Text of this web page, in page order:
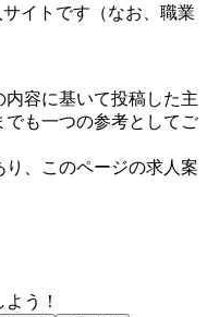
イトです（なお、職業
容に基いて投稿した主
も一つの参考としてご
、このページの求人案
う！